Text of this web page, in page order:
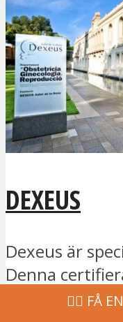
DEXEUS
Dexeus är
Denna
2011 och‍👩‍⚕ FÅ